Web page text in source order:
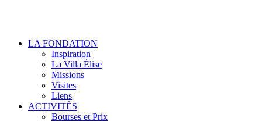
LA FONDATION
Inspiration
La Villa Élise
Missions
Visites
Liens
ACTIVITÉS
Bourses et Prix